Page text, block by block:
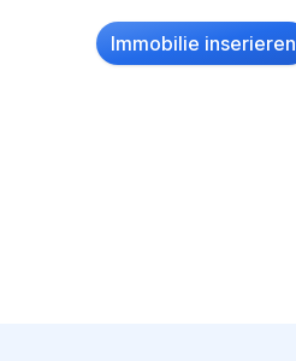
Immobilie inserieren